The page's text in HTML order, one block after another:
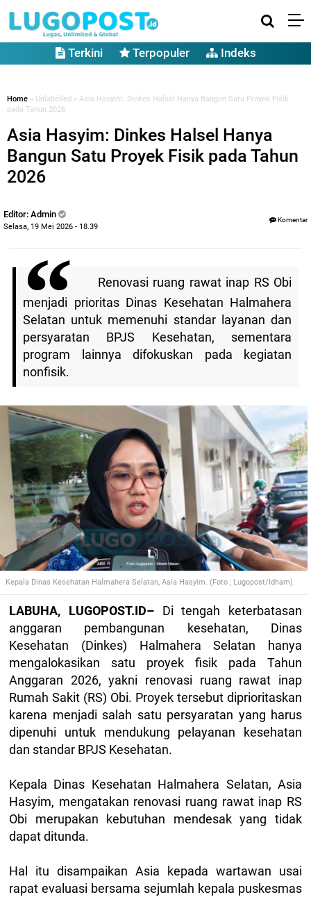
Terkini Terpopuler Indeks
Home » Unlabelled » Asia Hasyim: Dinkes Halsel Hanya Bangun Satu Proyek Fisik
pada Tahun 2026
Asia Hasyim: Dinkes Halsel Hanya
Bangun Satu Proyek Fisik pada Tahun
2026
Editor: Admin
Selasa, 19 Mei 2026 - 18.39
Komentar
Renovasi ruang rawat inap RS Obi
menjadi prioritas Dinas Kesehatan Halmahera
Selatan untuk memenuhi standar layanan dan
persyaratan BPJS Kesehatan, sementara
program lainnya difokuskan pada kegiatan
nonfisik.
Kepala Dinas Kesehatan Halmahera Selatan, Asia Hasyim. (Foto ; Lugopost/Idham).
LABUHA, LUGOPOST.ID– Di tengah keterbatasan
anggaran pembangunan kesehatan, Dinas
Kesehatan (Dinkes) Halmahera Selatan hanya
mengalokasikan satu proyek fisik pada Tahun
Anggaran 2026, yakni renovasi ruang rawat inap
Rumah Sakit (RS) Obi. Proyek tersebut diprioritaskan
karena menjadi salah satu persyaratan yang harus
dipenuhi untuk mendukung pelayanan kesehatan
dan standar BPJS Kesehatan.
Kepala Dinas Kesehatan Halmahera Selatan, Asia
Hasyim, mengatakan renovasi ruang rawat inap RS
Obi merupakan kebutuhan mendesak yang tidak
dapat ditunda.
Hal itu disampaikan Asia kepada wartawan usai
rapat evaluasi bersama sejumlah kepala puskesmas